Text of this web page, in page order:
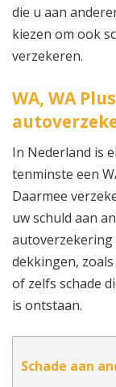
die u aan
kiezen om ook
verzekeren.
WA, WA
In Nederland is
tenminste een
Daarmee
uw schuld aan
autoverzekering
dekkingen,
of zelfs schade
is ontstaan.
Schade aan